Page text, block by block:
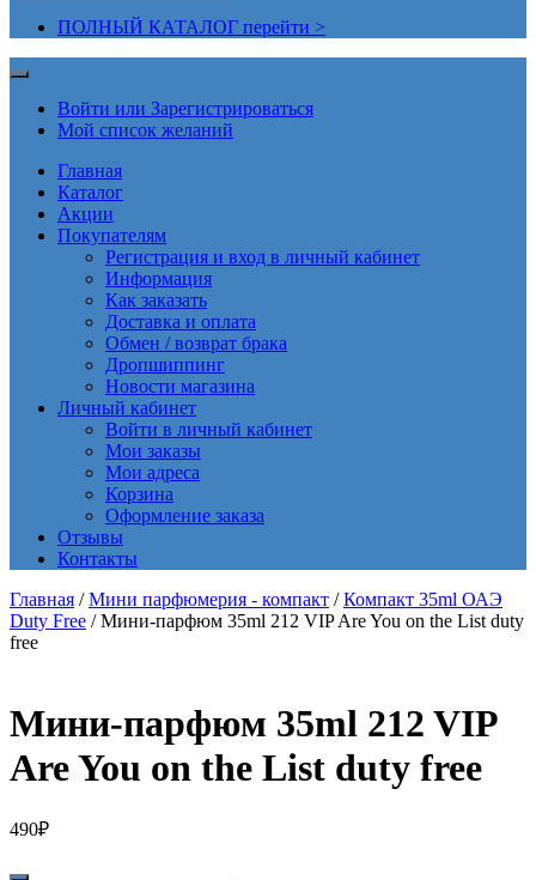
ПОЛНЫЙ КАТАЛОГ перейти >
Войти или Зарегистрироваться
Мой список желаний
Главная
Каталог
Акции
Покупателям
Регистрация и вход в личный кабинет
Информация
Как заказать
Доставка и оплата
Обмен / возврат брака
Дропшиппинг
Новости магазина
Личный кабинет
Войти в личный кабинет
Мои заказы
Мои адреса
Корзина
Оформление заказа
Отзывы
Контакты
Главная /Мини парфюмерия - компакт /Компакт 35ml ОАЭ
Duty Free / Мини-парфюм 35ml 212 VIP Are You on the List duty
free
Мини-парфюм 35ml 212 VIP
Are You on the List duty free
490₽